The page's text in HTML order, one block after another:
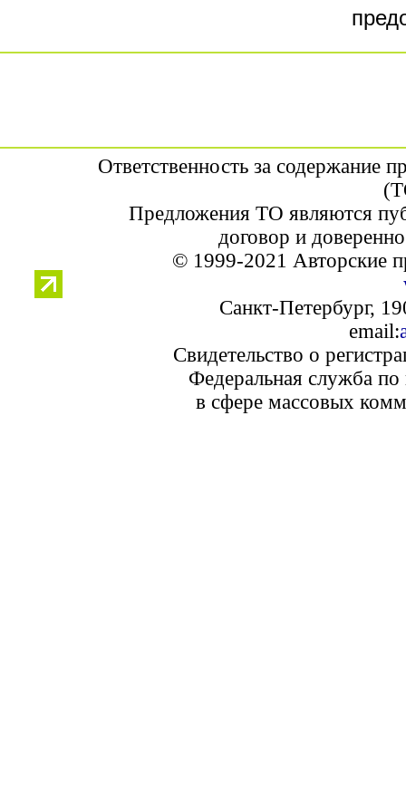
Ответственность за содержание
Предложения ТО являются
договор и
© 1999-2021 Авторские
Санкт-Петербург,
email:
Свидетельство о
Федеральная служба по
в сфере массовых